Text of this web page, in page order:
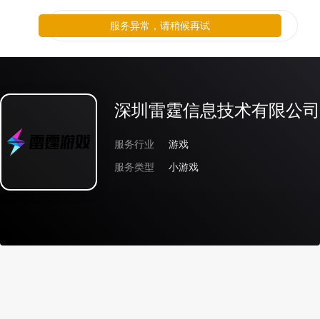
深圳雷霆信息技术有限公司
服务行业
游戏
服务类型
小游戏
服务异常，请稍候再试